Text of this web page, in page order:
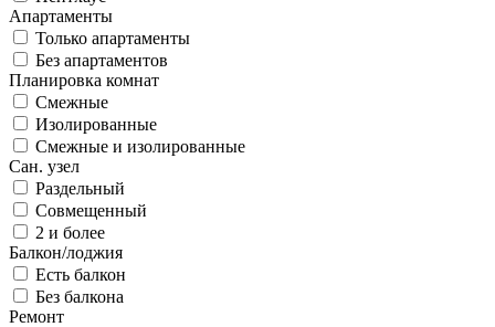
Апартаменты
Только апартаменты
Без апартаментов
Планировка комнат
Смежные
Изолированные
Смежные и изолированные
Сан. узел
Раздельный
Совмещенный
2 и более
Балкон/лоджия
Есть балкон
Без балкона
Ремонт